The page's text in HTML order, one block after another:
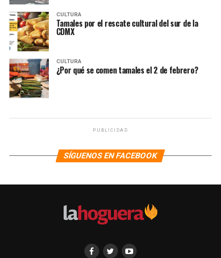
CULTURA
Tamales por el rescate cultural del sur de la
CDMX
CULTURA
¿Por qué se comen tamales el 2 de febrero?
PUBLICIDAD
SÍGUENOS EN FACEBOOK